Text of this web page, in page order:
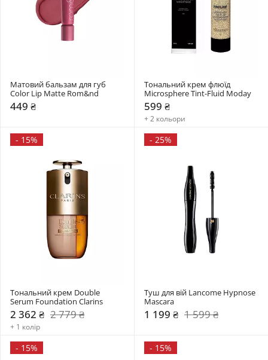
Матовий бальзам для губ
449 ₴
Тональний крем флюїд
Microsphere Tint-Fluid Moday
599 ₴
+ 2 кольори
- 15%
Тональний крем Double
Serum Foundation Clarins
2 362 ₴ 2 779 ₴
+ 1 колір
- 25%
Туш для вій Lancome Hypnose
Mascara
1 199 ₴ 1 599 ₴
- 15% - 15%